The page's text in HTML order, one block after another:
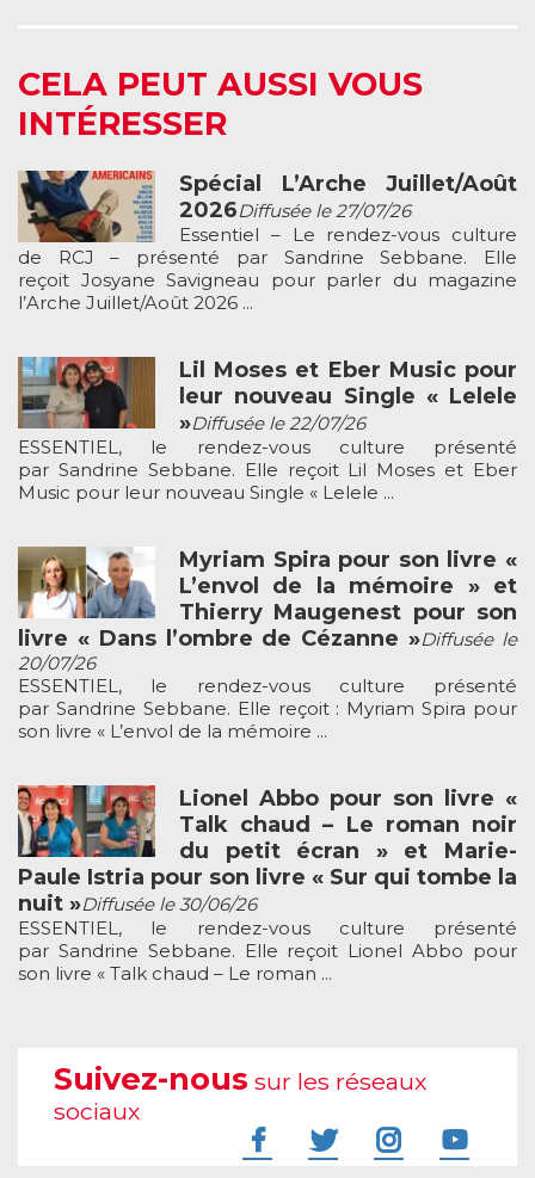
CELA PEUT AUSSI VOUS
INTÉRESSER
Spécial L’Arche Juillet/Août
2026Diffusée le 27/07/26
Essentiel – Le rendez-vous culture
de RCJ – présenté par Sandrine Sebbane. Elle
reçoit Josyane Savigneau pour parler du magazine
l’Arche Juillet/Août 2026 ...
Lil Moses et Eber Music pour
leur nouveau Single « Lelele
»Diffusée le 22/07/26
ESSENTIEL, le rendez-vous culture présenté
par Sandrine Sebbane. Elle reçoit Lil Moses et Eber
Music pour leur nouveau Single « Lelele ...
Myriam Spira pour son livre «
L’envol de la mémoire » et
Thierry Maugenest pour son
livre « Dans l’ombre de Cézanne »Diffusée le
20/07/26
ESSENTIEL, le rendez-vous culture présenté
par Sandrine Sebbane. Elle reçoit : Myriam Spira pour
son livre « L’envol de la mémoire ...
Lionel Abbo pour son livre «
Talk chaud – Le roman noir
du petit écran » et Marie-
Paule Istria pour son livre « Sur qui tombe la
nuit »Diffusée le 30/06/26
ESSENTIEL, le rendez-vous culture présenté
par Sandrine Sebbane. Elle reçoit Lionel Abbo pour
son livre « Talk chaud – Le roman ...
Suivez-nous sur les réseaux
sociaux